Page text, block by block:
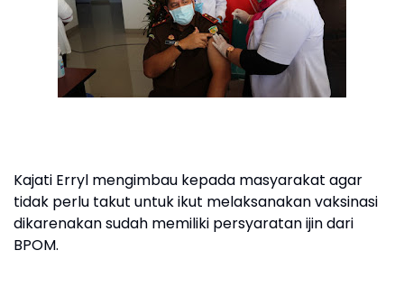
Kajati Erryl mengimbau kepada masyarakat agar
tidak perlu takut untuk ikut melaksanakan vaksinasi
dikarenakan sudah memiliki persyaratan ijin dari
BPOM.